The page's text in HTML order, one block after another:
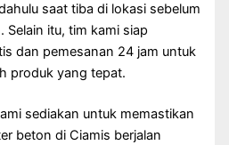
saat tiba di lokasi sebelum
Selain itu, tim kami siap
dan pemesanan 24 jam untuk
produk yang tepat.
sediakan untuk memastikan
beton di Ciamis berjalan